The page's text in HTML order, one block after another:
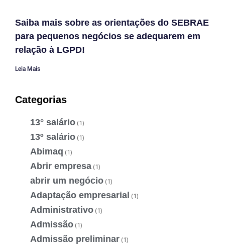
Saiba mais sobre as orientações do SEBRAE
para pequenos negócios se adequarem em
relação à LGPD!
Leia Mais
Categorias
13° salário (1)
13º salário (1)
Abimaq (1)
Abrir empresa (1)
abrir um negócio (1)
Adaptação empresarial (1)
Administrativo (1)
Admissão (1)
Admissão preliminar (1)